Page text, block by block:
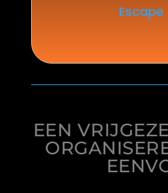
Escape
EEN